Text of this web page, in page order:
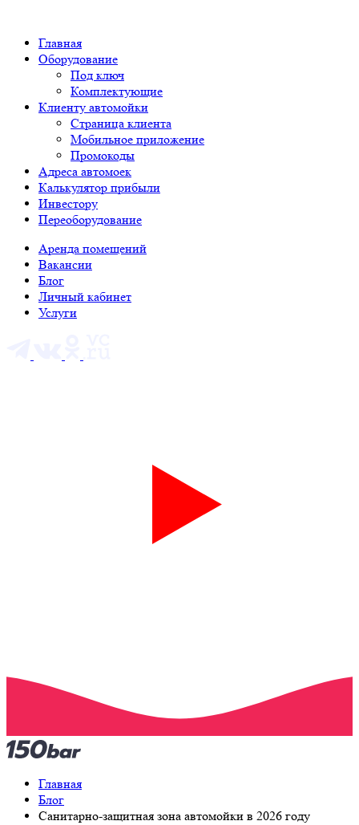
Главная
Оборудование
Под ключ
Комплектующие
Клиенту автомойки
Страница клиента
Мобильное приложение
Промокоды
Адреса автомоек
Калькулятор прибыли
Инвестору
Переоборудование
Аренда помещений
Вакансии
Блог
Личный кабинет
Услуги
Главная
Блог
Санитарно‑защитная зона автомойки в 2026 году